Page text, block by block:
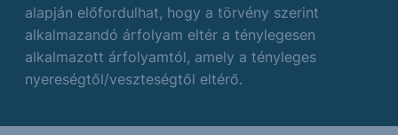
alapján előfordulhat, hogy a törvény szerint
alkalmazandó árfolyam eltér a ténylegesen
alkalmazott árfolyamtól, amely a tényleges
nyereségtől/veszteségtől eltérő.